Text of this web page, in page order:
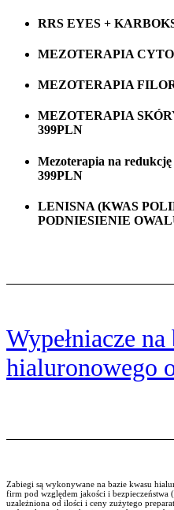
RRS EYES +
MEZOTERAPIA
MEZOTERAPIA
MEZOTERAPIA
399PLN
Mezoterapia na
399PLN
LENISNA (KWAS
PODNIESIENIE
Wypełniacze
hialuronowego
Zabiegi są wykonywane na bazie kwasu
firm pod względem jakości i bezpieczeństwa
uzależniona od ilości i ceny zużytego